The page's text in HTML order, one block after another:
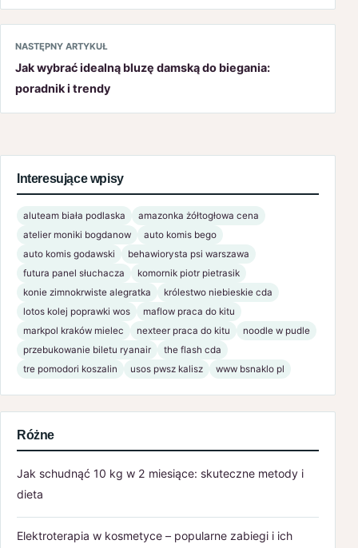
NASTĘPNY ARTYKUŁ
Jak wybrać idealną bluzę damską do biegania:
poradnik i trendy
Interesujące wpisy
aluteam biała podlaska
amazonka żółtogłowa cena
atelier moniki bogdanow
auto komis bego
auto komis godawski
behawiorysta psi warszawa
futura panel słuchacza
komornik piotr pietrasik
konie zimnokrwiste alegratka
królestwo niebieskie cda
lotos kolej poprawki wos
maflow praca do kitu
markpol kraków mielec
nexteer praca do kitu
noodle w pudle
przebukowanie biletu ryanair
the flash cda
tre pomodori koszalin
usos pwsz kalisz www bsnaklo pl
Różne
Jak schudnąć 10 kg w 2 miesiące: skuteczne metody i
dieta
Elektroterapia w kosmetyce – popularne zabiegi i ich